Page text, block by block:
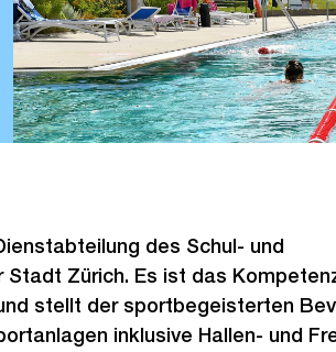
des Schul- und
Zürich. Es ist das
stellt der sportbegeisterten
inklusive Hallen- und